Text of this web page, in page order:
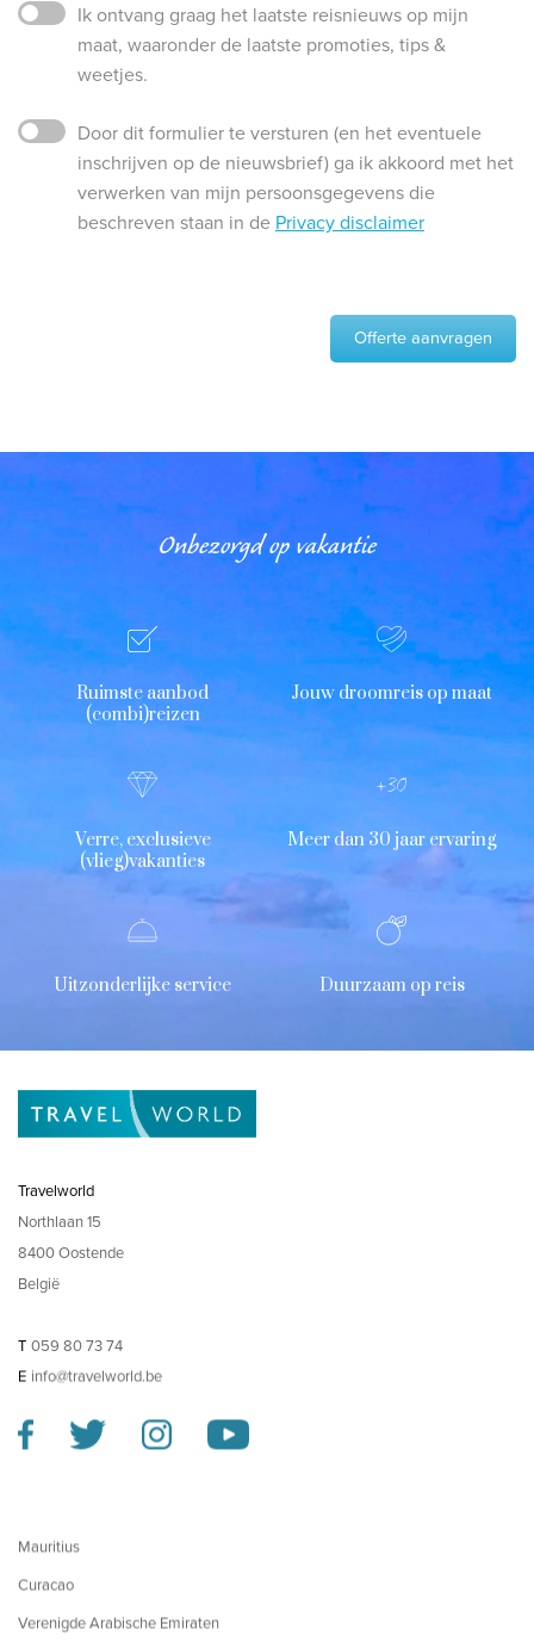
Ik ontvang graag het laatste reisnieuws op mijn
maat, waaronder de laatste promoties, tips &
weetjes.
Door dit formulier te versturen (en het eventuele
inschrijven op de nieuwsbrief) ga ik akkoord met het
verwerken van mijn persoonsgegevens die
beschreven staan in de Privacy disclaimer
Offerte aanvragen
Onbezorgd op vakantie
Ruimste aanbod
(combi)reizen
Jouw droomreis op maat
Verre, exclusieve
(vlieg)vakanties
Meer dan 30 jaar ervaring
Uitzonderlijke service Duurzaam op reis
Travelworld
Northlaan 15
8400 Oostende
België
T 059 80 73 74
E info@travelworld.be
Mauritius
Curacao
Verenigde Arabische Emiraten